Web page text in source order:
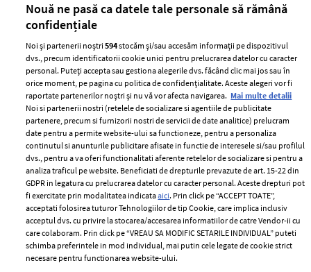
BEAUTY 16 iulie 2026
Știi cum se spune, orice femeie trebuie să fie blondă,
măcar o dată în viață, dar noi mai știm și cât de greu
este de întreținut și cât de mult adorăm să avem un păr
blond frumos și sănătos.
+ MAI MULTE
Nouă ne pasă ca datele tale personale să rămână
confidențiale
Noi și partenerii noștri594stocăm și/sau accesăm informații pe dispozitivul
dvs., precum identificatorii cookie unici pentru prelucrarea datelor cu caracter
personal. Puteți accepta sau gestiona alegerile dvs. făcând clic mai jos sau în
orice moment, pe pagina cu politica de confidențialitate. Aceste alegeri vor fi
raportate partenerilor noștri și nu vă vor afecta navigarea. Mai multe detalii
Noi si partenerii nostri (retelele de socializare si agentiile de publicitate
partenere, precum si furnizorii nostri de servicii de date analitice) prelucram
date pentru a permite website-ului sa functioneze, pentru a personaliza
continutul si anunturile publicitare afisate in functie de interesele si/sau profilul
dvs., pentru a va oferi functionalitati aferente retelelor de socializare si pentru a
analiza traficul pe website. Beneficiati de drepturile prevazute de art. 15-22 din
GDPR in legatura cu prelucrarea datelor cu caracter personal. Aceste drepturi pot
fi exercitate prin modalitatea indicataaici. Prin click pe “ACCEPT TOATE”,
acceptati folosirea tuturor Tehnologiilor de tip Cookie, care implica inclusiv
acceptul dvs. cu privire la stocarea/accesarea informatiilor de catre Vendor-ii cu
care colaboram. Prin click pe “VREAU SA MODIFIC SETARILE INDIVIDUAL” puteti
schimba preferintele in mod individual, mai putin cele legate de cookie strict
necesare pentru functionarea website-ului.